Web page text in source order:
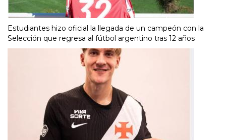
Estudiantes hizo oficial la llegada de un campeón con la
Selección que regresa al fútbol argentino tras 12 años